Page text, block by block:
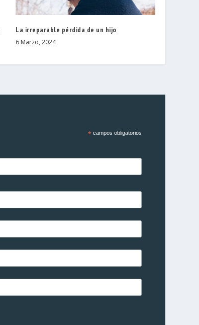
La irreparable pérdida de un hijo
6 Marzo, 2024
*campos obligatorios